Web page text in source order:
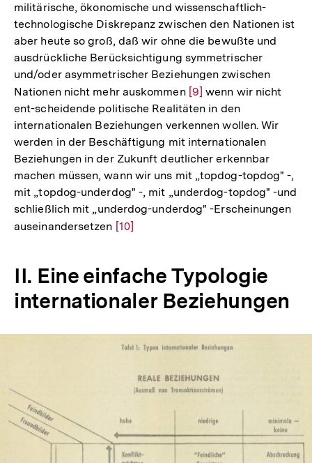
militärische, ökonomische und wissenschaftlich-
technologische Diskrepanz zwischen den Nationen ist
aber heute so groß, daß wir ohne die bewußte und
ausdrückliche Berücksichtigung symmetrischer
und/oder asymmetrischer Beziehungen zwischen
Nationen nicht mehr auskommen Zur
Auflösung
der
Fußnote
[9] wenn wir nicht
ent-scheidende politische Realitäten in den
internationalen Beziehungen verkennen wollen. Wir
werden in der Beschäftigung mit internationalen
Beziehungen in der Zukunft deutlicher erkennbar
machen müssen, wann wir uns mit „topdog-topdog" -,
mit „topdog-underdog" -, mit „underdog-topdog" -und
schließlich mit „underdog-underdog" -Erscheinungen
auseinandersetzen Zur
Fußnote
[10]
II. Eine einfache Typologie
internationaler Beziehungen